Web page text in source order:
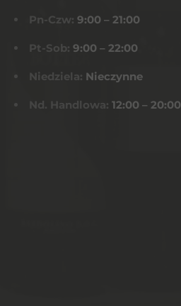
Pn-Czw: 9:00 – 21:00
Pt-Sob: 9:00 – 22:00
Niedziela: Nieczynne
Nd. Handlowa: 12:00 – 20:00